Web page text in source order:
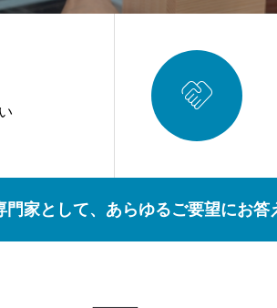

家として、あらゆるご要望にお答